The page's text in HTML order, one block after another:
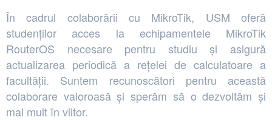
În cadrul colaborării cu MikroTik, USM oferă
studenților acces la echipamentele MikroTik
RouterOS necesare pentru studiu și asigură
actualizarea periodică a rețelei de calculatoare a
facultății. Suntem recunoscători pentru această
colaborare valoroasă și sperăm să o dezvoltăm și
mai mult în viitor.